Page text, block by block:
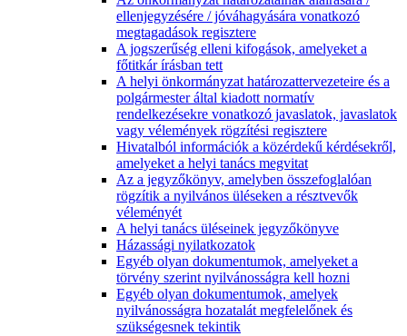
ellenjegyzésére / jóváhagyására vonatkozó
megtagadások regisztere
A jogszerűség elleni kifogások, amelyeket a
főtitkár írásban tett
A helyi önkormányzat határozattervezeteire és a
polgármester által kiadott normatív
rendelkezésekre vonatkozó javaslatok, javaslatok
vagy vélemények rögzítési regisztere
Hivatalból információk a közérdekű kérdésekről,
amelyeket a helyi tanács megvitat
Az a jegyzőkönyv, amelyben összefoglalóan
rögzítik a nyilvános üléseken a résztvevők
véleményét
A helyi tanács üléseinek jegyzőkönyve
Házassági nyilatkozatok
Egyéb olyan dokumentumok, amelyeket a
törvény szerint nyilvánosságra kell hozni
Egyéb olyan dokumentumok, amelyek
nyilvánosságra hozatalát megfelelőnek és
szükségesnek tekintik